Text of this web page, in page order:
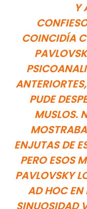
Y
COINCIDÍA
PUDE
MUSLOS.
ENJUTAS DE
PERO ESOS
PAVLOVSKY
AD HOC EN
SINUOSIDAD